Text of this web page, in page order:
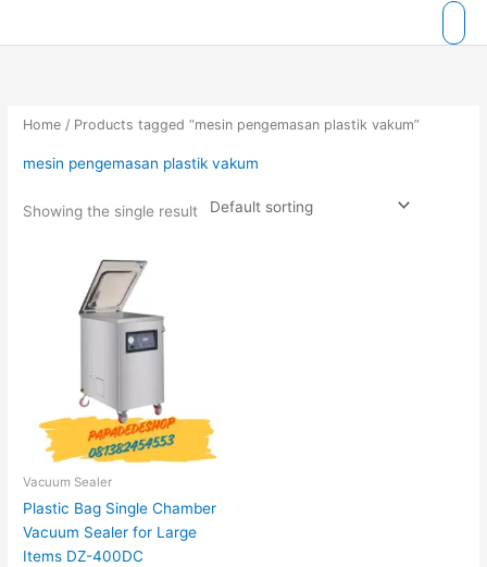
Home / Products tagged “mesin pengemasan plastik vakum”
mesin pengemasan plastik vakum
Showing the single result
Vacuum Sealer
Plastic Bag Single Chamber
Vacuum Sealer for Large
Items DZ-400DC